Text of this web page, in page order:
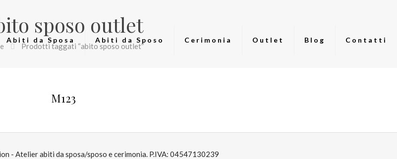
Abiti da Sposa Abiti da Sposo Cerimonia Outlet Blog Contatti
sposo outlet
Prodotti taggati “abito sposo outlet”
M123
- Atelier abiti da sposa/sposo e cerimonia. P.IVA: 04547130239